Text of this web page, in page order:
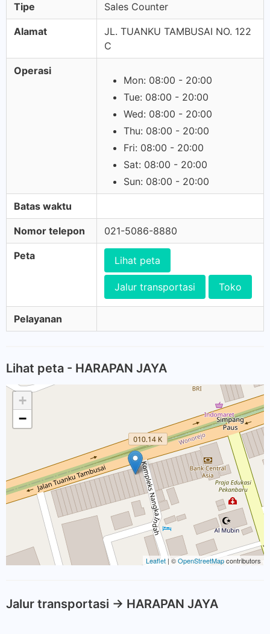
Tipe Sales Counter
Alamat
JL. TUANKU TAMBUSAI NO. 122
C
Operasi
Mon: 08:00 - 20:00
Tue: 08:00 - 20:00
Wed: 08:00 - 20:00
Thu: 08:00 - 20:00
Fri: 08:00 - 20:00
Sat: 08:00 - 20:00
Sun: 08:00 - 20:00
Batas waktu
Nomor telepon 021-5086-8880
Peta Lihat peta
Jalur transportasi Toko
Pelayanan
Lihat peta - HARAPAN JAYA
+
−
Leaflet | ©OpenStreetMapcontributors
Jalur transportasi -> HARAPAN JAYA